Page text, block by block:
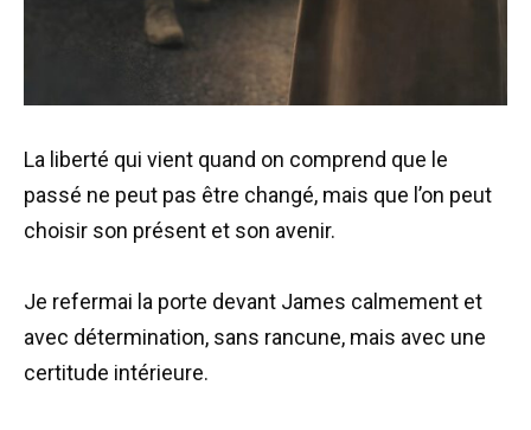
La liberté qui vient quand on comprend que le
passé ne peut pas être changé, mais que l’on peut
choisir son présent et son avenir.
Je refermai la porte devant James calmement et
avec détermination, sans rancune, mais avec une
certitude intérieure.